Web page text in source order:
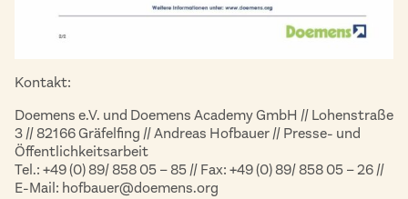
Kontakt:
Doemens e.V. und Doemens Academy GmbH // Lohenstraße
3 // 82166 Gräfelfing // Andreas Hofbauer // Presse- und
Öffentlichkeitsarbeit
Tel.: +49 (0) 89/ 858 05 – 85 // Fax: +49 (0) 89/ 858 05 – 26 //
E-Mail: hofbauer@doemens.org